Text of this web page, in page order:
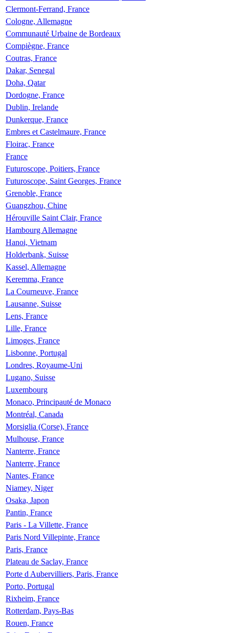
Clermont-Ferrand, France
Cologne, Allemagne
Communauté Urbaine de Bordeaux
Compiègne, France
Coutras, France
Dakar, Senegal
Doha, Qatar
Dordogne, France
Dublin, Irelande
Dunkerque, France
Embres et Castelmaure, France
Floirac, France
France
Futuroscope, Poitiers, France
Futuroscope, Saint Georges, France
Grenoble, France
Guangzhou, Chine
Hérouville Saint Clair, France
Hambourg Allemagne
Hanoi, Vietnam
Holderbank, Suisse
Kassel, Allemagne
Keremma, France
La Courneuve, France
Lausanne, Suisse
Lens, France
Lille, France
Limoges, France
Lisbonne, Portugal
Londres, Royaume-Uni
Lugano, Suisse
Luxembourg
Monaco, Principauté de Monaco
Montréal, Canada
Morsiglia (Corse), France
Mulhouse, France
Nanterre, France
Nanterre, France
Nantes, France
Niamey, Niger
Osaka, Japon
Pantin, France
Paris - La Villette, France
Paris Nord Villepinte, France
Paris, France
Plateau de Saclay, France
Porte d Aubervilliers, Paris, France
Porto, Portugal
Rixheim, France
Rotterdam, Pays-Bas
Rouen, France